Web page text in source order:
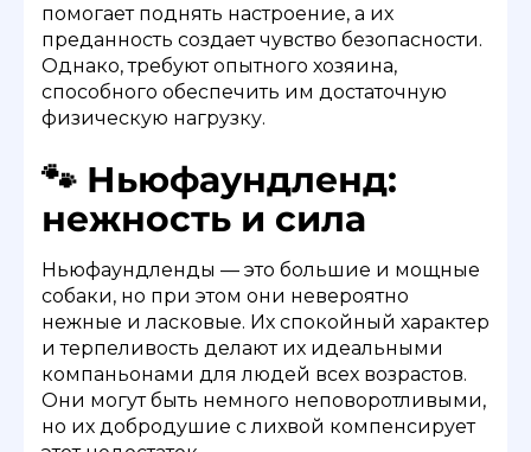
помогает поднять настроение, а их
преданность создает чувство безопасности.
Однако, требуют опытного хозяина,
способного обеспечить им достаточную
физическую нагрузку.
🐾 Ньюфаундленд:
нежность и сила
Ньюфаундленды — это большие и мощные
собаки, но при этом они невероятно
нежные и ласковые. Их спокойный характер
и терпеливость делают их идеальными
компаньонами для людей всех возрастов.
Они могут быть немного неповоротливыми,
но их добродушие с лихвой компенсирует